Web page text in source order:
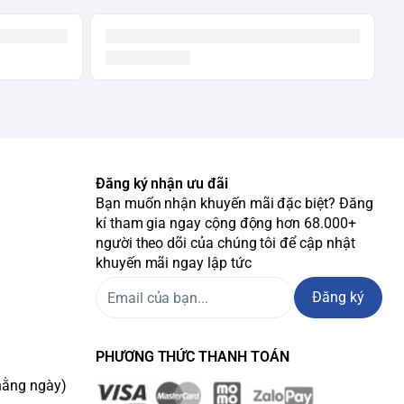
ngày)
Đăng ký nhận ưu đãi
Bạn muốn nhận khuyến mãi đặc biệt? Đăng
kí tham gia ngay cộng động hơn 68.000+
người theo dõi của chúng tôi để cập nhật
khuyến mãi ngay lập tức
Đăng ký
PHƯƠNG THỨC THANH TOÁN